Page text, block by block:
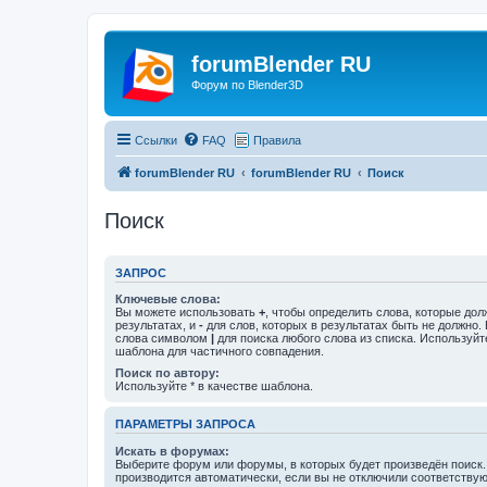
forumBlender RU
Форум по Blender3D
Ссылки FAQ Правила
forumBlender RU forumBlender RU Поиск
Поиск
ЗАПРОС
Ключевые слова:
Вы можете использовать + , чтобы определить слова, которые
результатах, и - для слов, которых в результатах быть не
слова символом | для поиска любого слова из списка.
шаблона для частичного совпадения.
Поиск по автору:
Используйте * в качестве шаблона.
ПАРАМЕТРЫ ЗАПРОСА
Искать в форумах:
Выберите форум или форумы, в которых будет произведён
производится автоматически, если вы не отключили